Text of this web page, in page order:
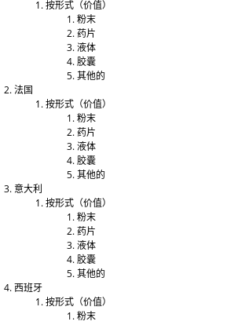
按形式（价值）
粉末
药片
液体
胶囊
其他的
法国
按形式（价值）
粉末
药片
液体
胶囊
其他的
意大利
按形式（价值）
粉末
药片
液体
胶囊
其他的
西班牙
按形式（价值）
粉末